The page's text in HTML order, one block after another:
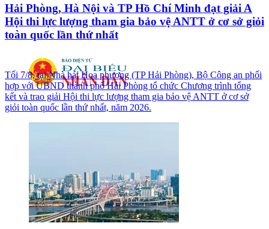
Hải Phòng, Hà Nội và TP Hồ Chí Minh đạt giải A
Hội thi lực lượng tham gia bảo vệ ANTT ở cơ sở giỏi
toàn quốc lần thứ nhất
Tối 7/8, tại Nhà hát Hoa phượng (TP Hải Phòng), Bộ Công an phối
hợp với UBND thành phố Hải Phòng tổ chức Chương trình tổng
kết và trao giải Hội thi lực lượng tham gia bảo vệ ANTT ở cơ sở
giỏi toàn quốc lần thứ nhất, năm 2026.